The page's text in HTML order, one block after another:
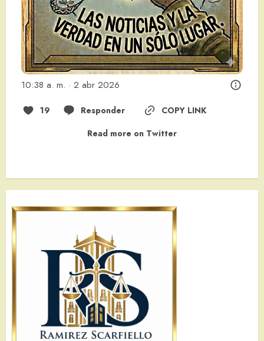
10:38 a. m. · 2 abr 2026
19 Responder
COPY LINK
Read more on Twitter